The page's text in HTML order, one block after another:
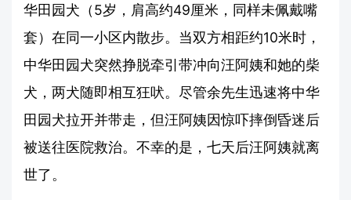
华田园犬（5岁，肩高约49厘米，同样未佩戴嘴
套）在同一小区内散步。当双方相距约10米时，
中华田园犬突然挣脱牵引带冲向汪阿姨和她的柴
犬，两犬随即相互狂吠。尽管余先生迅速将中华
田园犬拉开并带走，但汪阿姨因惊吓摔倒昏迷后
被送往医院救治。不幸的是，七天后汪阿姨就离
世了。